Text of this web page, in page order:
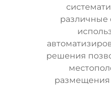
различные
решения
размещения